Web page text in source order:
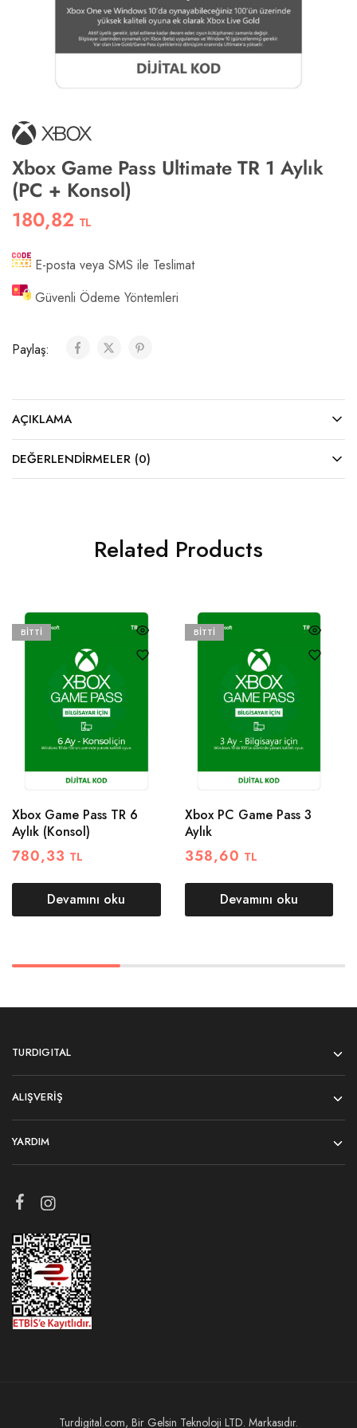
Xbox Game Pass Ultimate TR 1 Aylık
(PC + Konsol)
180,82 TL
E-posta veya SMS ile Teslimat
Güvenli Ödeme Yöntemleri
Paylaş:
AÇIKLAMA
DEĞERLENDIRMELER (0)
Related Products
BITTI
Xbox Game Pass TR 6
Aylık (Konsol)
780,33 TL
Devamını oku
BITTI
Xbox PC Game Pass 3
Aylık
358,60 TL
Devamını oku
TURDIGITAL
ALIŞVERIŞ
YARDIM
Turdigital.com, Bir Gelsin Teknoloji LTD. Markasıdır.